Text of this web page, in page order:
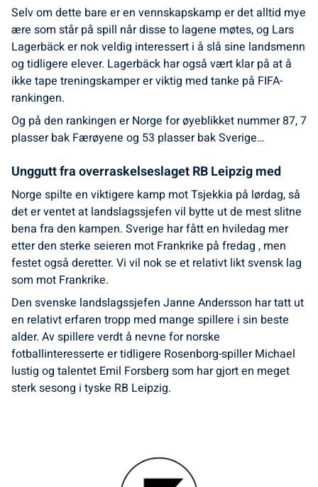
Selv om dette bare er en vennskapskamp er det alltid mye
ære som står på spill når disse to lagene møtes, og Lars
Lagerbäck er nok veldig interessert i å slå sine landsmenn
og tidligere elever. Lagerbäck har også vært klar på at å
ikke tape treningskamper er viktig med tanke på FIFA-
rankingen.
Og på den rankingen er Norge for øyeblikket nummer 87, 7
plasser bak Færøyene og 53 plasser bak Sverige…
Unggutt fra overraskelseslaget RB Leipzig med
Norge spilte en viktigere kamp mot Tsjekkia på lørdag, så
det er ventet at landslagssjefen vil bytte ut de mest slitne
bena fra den kampen. Sverige har fått en hviledag mer
etter den sterke seieren mot Frankrike på fredag , men
festet også deretter. Vi vil nok se et relativt likt svensk lag
som mot Frankrike.
Den svenske landslagssjefen Janne Andersson har tatt ut
en relativt erfaren tropp med mange spillere i sin beste
alder. Av spillere verdt å nevne for norske
fotballinteresserte er tidligere Rosenborg-spiller Michael
lustig og talentet Emil Forsberg som har gjort en meget
sterk sesong i tyske RB Leipzig.